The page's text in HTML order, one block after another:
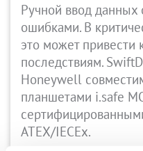
Ручной ввод данных
ошибками. В
это может привести
последствиям.
Honeywell
планшетами i.safe
ATEX/IECEx.